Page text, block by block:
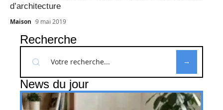
d’architecture
Maison 9 mai 2019
Recherche
News du jour